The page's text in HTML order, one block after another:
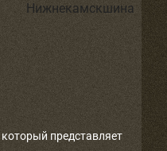
Нижнекамскшина
представляет